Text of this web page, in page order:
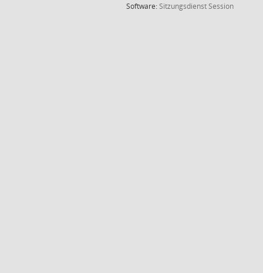
Software:SitzungsdienstSession(Wird in